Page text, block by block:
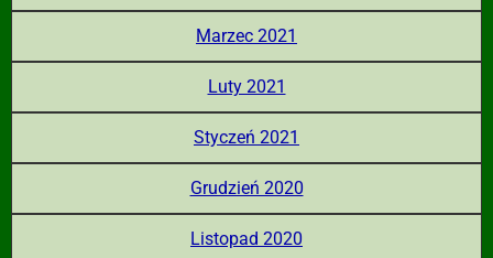
Marzec 2021
Luty 2021
Styczeń 2021
Grudzień 2020
Listopad 2020